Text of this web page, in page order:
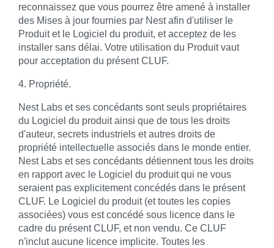
reconnaissez que vous pourrez être amené à installer
des Mises à jour fournies par Nest afin d'utiliser le
Produit et le Logiciel du produit, et acceptez de les
installer sans délai. Votre utilisation du Produit vaut
pour acceptation du présent CLUF.
4. Propriété.
Nest Labs et ses concédants sont seuls propriétaires
du Logiciel du produit ainsi que de tous les droits
d'auteur, secrets industriels et autres droits de
propriété intellectuelle associés dans le monde entier.
Nest Labs et ses concédants détiennent tous les droits
en rapport avec le Logiciel du produit qui ne vous
seraient pas explicitement concédés dans le présent
CLUF. Le Logiciel du produit (et toutes les copies
associées) vous est concédé sous licence dans le
cadre du présent CLUF, et non vendu. Ce CLUF
n'inclut aucune licence implicite. Toutes les